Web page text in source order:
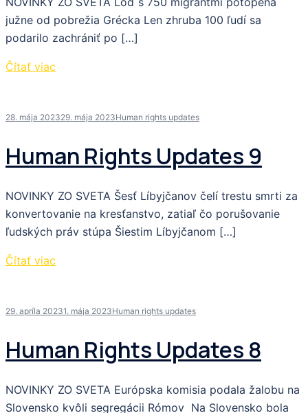
južne od pobrežia Grécka Len zhruba 100 ľudí sa
podarilo zachrániť po […]
Čítať viac
28. mája 202329. mája 2023Human rights updates
Human Rights Updates 9
NOVINKY ZO SVETA Šesť Líbyjčanov čelí trestu smrti za
konvertovanie na kresťanstvo, zatiaľ čo porušovanie
ľudských práv stúpa Šiestim Líbyjčanom […]
Čítať viac
29. apríla 20231. mája 2023Human rights updates
Human Rights Updates 8
NOVINKY ZO SVETA Európska komisia podala žalobu na
Slovensko kvôli segregácii Rómov Na Slovensko bola